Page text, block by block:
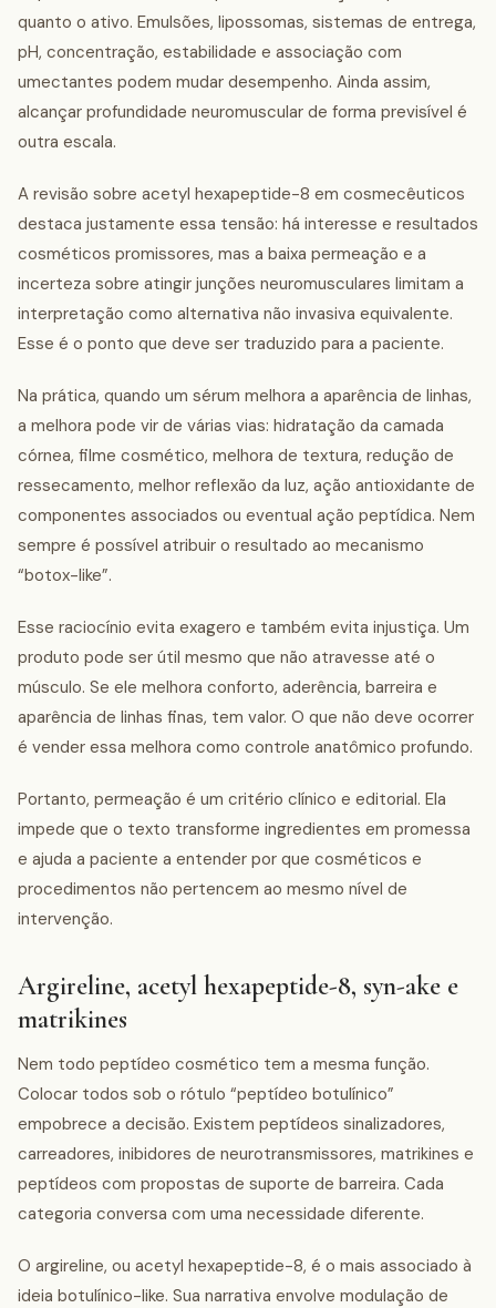
quanto o ativo. Emulsões, lipossomas, sistemas de entrega,
pH, concentração, estabilidade e associação com
umectantes podem mudar desempenho. Ainda assim,
alcançar profundidade neuromuscular de forma previsível é
outra escala.
A revisão sobre acetyl hexapeptide-8 em cosmecêuticos
destaca justamente essa tensão: há interesse e resultados
cosméticos promissores, mas a baixa permeação e a
incerteza sobre atingir junções neuromusculares limitam a
interpretação como alternativa não invasiva equivalente.
Esse é o ponto que deve ser traduzido para a paciente.
Na prática, quando um sérum melhora a aparência de linhas,
a melhora pode vir de várias vias: hidratação da camada
córnea, filme cosmético, melhora de textura, redução de
ressecamento, melhor reflexão da luz, ação antioxidante de
componentes associados ou eventual ação peptídica. Nem
sempre é possível atribuir o resultado ao mecanismo
“botox-like”.
Esse raciocínio evita exagero e também evita injustiça. Um
produto pode ser útil mesmo que não atravesse até o
músculo. Se ele melhora conforto, aderência, barreira e
aparência de linhas finas, tem valor. O que não deve ocorrer
é vender essa melhora como controle anatômico profundo.
Portanto, permeação é um critério clínico e editorial. Ela
impede que o texto transforme ingredientes em promessa
e ajuda a paciente a entender por que cosméticos e
procedimentos não pertencem ao mesmo nível de
intervenção.
Argireline, acetyl hexapeptide-8, syn-ake e
matrikines
Nem todo peptídeo cosmético tem a mesma função.
Colocar todos sob o rótulo “peptídeo botulínico”
empobrece a decisão. Existem peptídeos sinalizadores,
carreadores, inibidores de neurotransmissores, matrikines e
peptídeos com propostas de suporte de barreira. Cada
categoria conversa com uma necessidade diferente.
O argireline, ou acetyl hexapeptide-8, é o mais associado à
ideia botulínico-like. Sua narrativa envolve modulação de